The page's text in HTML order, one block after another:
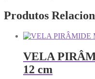
Produtos
VELA
12 cm